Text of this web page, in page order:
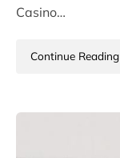
Casino…
Continue Reading